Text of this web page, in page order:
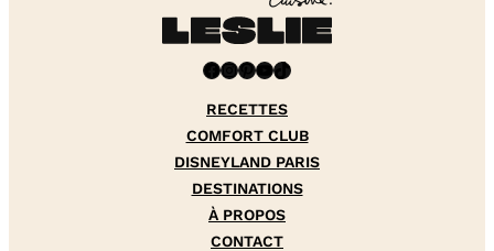
Facebook InstagramPinterest YouTube TikTok
RECETTES
COMFORT CLUB
DISNEYLAND PARIS
DESTINATIONS
À PROPOS
CONTACT